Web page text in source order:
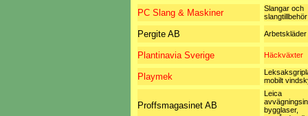
PC Slang & Maskiner
Slangar och
slangtillbehör
Pergite AB Arbetskläder
Plantinavia Sverige Häckväxter
Playmek
mobilt
Proffsmagasinet AB
Leica
bygglaser,